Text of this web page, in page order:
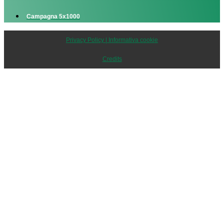
Campagna 5x1000
Privacy Policy | Informativa cookie
Credits